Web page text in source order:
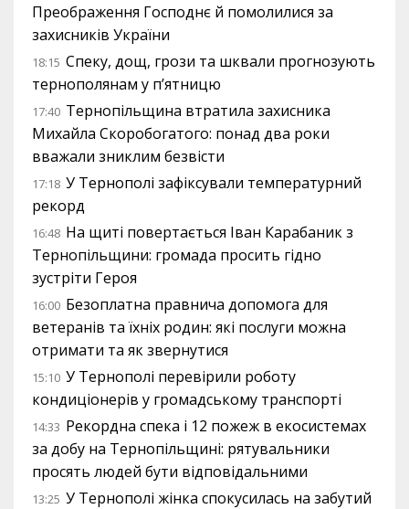
Преображення Господнє й помолилися за
захисників України
18:15 Спеку, дощ, грози та шквали прогнозують
тернополянам у п’ятницю
17:40 Тернопільщина втратила захисника
Михайла Скоробогатого: понад два роки
вважали зниклим безвісти
17:18 У Тернополі зафіксували температурний
рекорд
16:48 На щиті повертається Іван Карабаник з
Тернопільщини: громада просить гідно
зустріти Героя
16:00 Безоплатна правнича допомога для
ветеранів та їхніх родин: які послуги можна
отримати та як звернутися
15:10 У Тернополі перевірили роботу
кондиціонерів у громадському транспорті
14:33 Рекордна спека і 12 пожеж в екосистемах
за добу на Тернопільщині: рятувальники
просять людей бути відповідальними
13:25 У Тернополі жінка спокусилась на забутий